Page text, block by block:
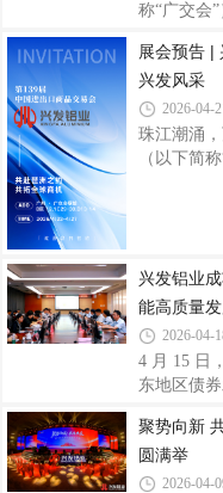
借稳健经
降低财务
称“广交会
鉴、共促
场新机遇
交流氛围
纷驻足观
术优势、
展会预告 |
兴发风采
2026-04-
珠江潮涌
（以下简
服务体系
球资源智造
余条先进
验室以智
权威认证
兴发铝业
能高质量
2026-04-
4 月 15 日
东地区债
行广东省
行、招商
资机构代
聚势向新
圆满举
2026-04-